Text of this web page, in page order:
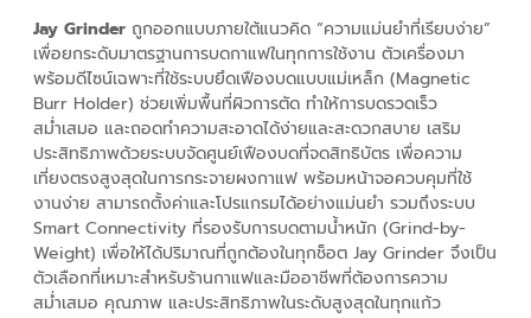
Jay Grinder ถูกออกแบบภายใต้แนวคิด “ความแม่นยำที่เรียบง่าย”
เพื่อยกระดับมาตรฐานการบดกาแฟในทุกการใช้งาน ตัวเครื่องมา
พร้อมดีไซน์เฉพาะที่ใช้ระบบยึดเฟืองบดแบบแม่เหล็ก (Magnetic
Burr Holder) ช่วยเพิ่มพื้นที่ผิวการตัด ทำให้การบดรวดเร็ว
สม่ำเสมอ และถอดทำความสะอาดได้ง่ายและสะดวกสบาย เสริม
ประสิทธิภาพด้วยระบบจัดศูนย์เฟืองบดที่จดสิทธิบัตร เพื่อความ
เที่ยงตรงสูงสุดในการกระจายผงกาแฟ พร้อมหน้าจอควบคุมที่ใช้
งานง่าย สามารถตั้งค่าและโปรแกรมได้อย่างแม่นยำ รวมถึงระบบ
Smart Connectivity ที่รองรับการบดตามน้ำหนัก (Grind-by-
Weight) เพื่อให้ได้ปริมาณที่ถูกต้องในทุกช็อต Jay Grinder จึงเป็น
ตัวเลือกที่เหมาะสำหรับร้านกาแฟและมืออาชีพที่ต้องการความ
สม่ำเสมอ คุณภาพ และประสิทธิภาพในระดับสูงสุดในทุกแก้ว